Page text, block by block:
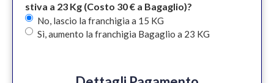
stiva a 23 Kg (Costo 30 € a Bagaglio)?
No, lascio la franchigia a 15 KG
Sì, aumento la franchigia Bagaglio a 23 KG